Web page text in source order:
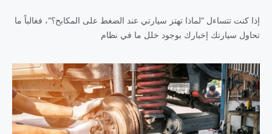
إذا كنت تتساءل “لماذا تهتز سيارتي عند الضغط على المكابح؟“، فغالباً ما
تحاول سيارتك إخبارك بوجود خلل ما في نظام